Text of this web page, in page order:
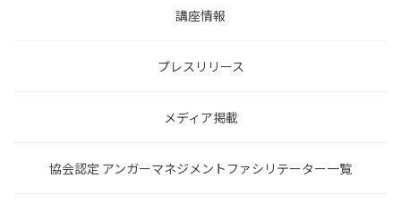
講座情報
プレスリリース
メディア掲載
協会認定 アンガーマネジメントファシリテーター一覧